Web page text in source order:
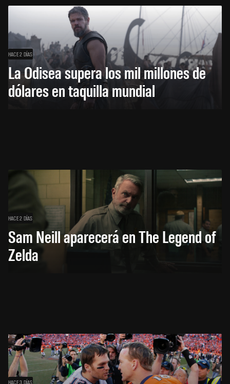
HACE 2 DÍAS
La Odisea supera los mil millones de
dólares en taquilla mundial
HACE 2 DÍAS
Sam Neill aparecerá en The Legend of
Zelda
HACE 3 DÍAS